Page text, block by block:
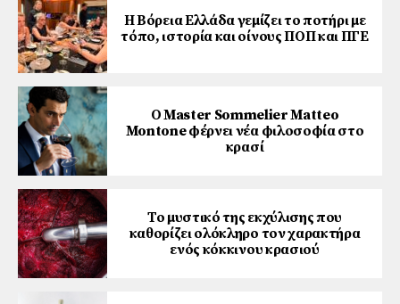
Η Βόρεια Ελλάδα γεμίζει το ποτήρι με
τόπο, ιστορία και οίνους ΠΟΠ και ΠΓΕ
Ο Master Sommelier Matteo
Montone φέρνει νέα φιλοσοφία στο
κρασί
Το μυστικό της εκχύλισης που
καθορίζει ολόκληρο τον χαρακτήρα
ενός κόκκινου κρασιού